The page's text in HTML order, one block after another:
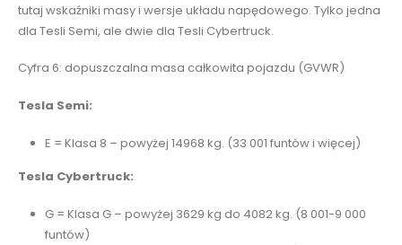
tutaj wskaźniki masy i wersje układu napędowego. Tylko jedna
dla Tesli Semi, ale dwie dla Tesli Cybertruck.
Cyfra 6: dopuszczalna masa całkowita pojazdu (GVWR)
Tesla Semi:
E = Klasa 8 – powyżej 14968 kg. (33 001 funtów i więcej)
Tesla Cybertruck:
G = Klasa G – powyżej 3629 kg do 4082 kg. (8 001-9 000
funtów)